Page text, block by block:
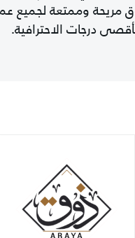
مريحة وممتعة لجميع
درجات الاحترافية.